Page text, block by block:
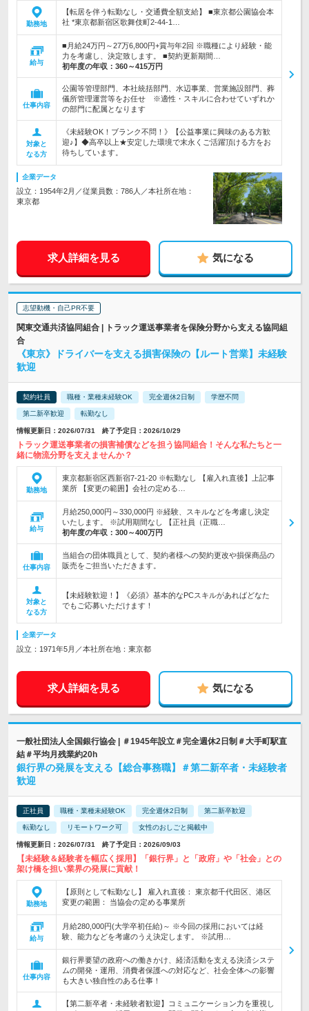
勤務地
【転居を伴う転勤なし・交通費全額支給】 ■東京都公園協会本
社 *東京都新宿区歌舞伎町2-44-1…
給与
■月給24万円～27万6,800円+賞与年2回 ※職種により経験・能
力を考慮し、決定致します。 ■契約更新期間…
初年度の年収： 360～415万円
仕事内容
公園等管理部門、本社統括部門、水辺事業、営業施設部門、葬
儀所管理運営等をお任せ ※適性・スキルに合わせていずれか
の部門に配属となります
対象と
なる方
《未経験OK！ブランク不問！》【公益事業に興味のある方歓
迎♪】◆高卒以上★安定した環境で末永くご活躍頂ける方をお
待ちしています。
企業データ
設立：1954年2月／従業員数：786人／本社所在地：
東京都
求人詳細を見る 気になる
志望動機・自己PR不要
関東交通共済協同組合 | トラック運送事業者を保険分野から支える協同組
合
《東京》ドライバーを支える損害保険の【ルート営業】未経験
歓迎
契約社員 職種・業種未経験OK 完全週休2日制 学歴不問
第二新卒歓迎 転勤なし
情報更新日：2026/07/31 終了予定日：2026/10/29
トラック運送事業者の損害補償などを担う協同組合！そんな私たちと一
緒に物流分野を支えませんか？
勤務地
東京都新宿区西新宿7-21-20 ※転勤なし 【雇入れ直後】上記事
業所 【変更の範囲】会社の定める…
給与
月給250,000円～330,000円 ※経験、スキルなどを考慮し決定
いたします。 ※試用期間なし 【正社員（正職…
初年度の年収： 300～400万円
仕事内容
当組合の団体職員として、契約者様への契約更改や損保商品の
販売をご担当いただきます。
対象と
なる方
【未経験歓迎！】《必須》基本的なPCスキルがあればどなた
でもご応募いただけます！
企業データ
設立：1971年5月／本社所在地：東京都
求人詳細を見る 気になる
一般社団法人全国銀行協会 | ＃1945年設立＃完全週休2日制＃大手町駅直
結＃平均月残業約20h
銀行界の発展を支える【総合事務職】＃第二新卒者・未経験者
歓迎
正社員 職種・業種未経験OK 完全週休2日制 第二新卒歓迎
転勤なし リモートワーク可 女性のおしごと掲載中
情報更新日：2026/07/31 終了予定日：2026/09/03
【未経験＆経験者を幅広く採用】「銀行界」と「政府」や「社会」との
架け橋を担い業界の発展に貢献！
勤務地
【原則として転勤なし】 雇入れ直後： 東京都千代田区、港区
変更の範囲： 当協会の定める事業所
給与
月給280,000円(大学卒初任給)～ ※今回の採用においては経
験、能力などを考慮のうえ決定します。 ※試用…
仕事内容
銀行界要望の政府への働きかけ、経済活動を支える決済システ
ムの開発・運用、消費者保護への対応など、社会全体への影響
も大きい独自性のある仕事！
【第二新卒者・未経験者歓迎】コミュニケーション力を重視し